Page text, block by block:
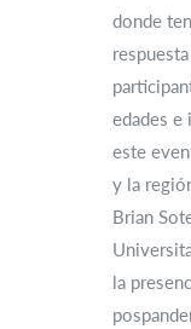
donde
edades e
este
y la
Brian
la